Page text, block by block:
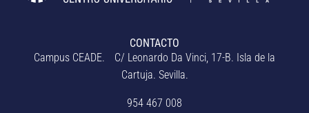
CONTACTO
Campus CEADE. C/ Leonardo Da Vinci, 17-B. Isla de la
Cartuja. Sevilla.
954 467 008